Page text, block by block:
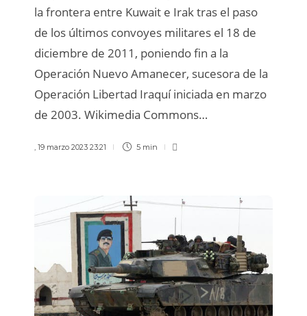
la frontera entre Kuwait e Irak tras el paso
de los últimos convoyes militares el 18 de
diciembre de 2011, poniendo fin a la
Operación Nuevo Amanecer, sucesora de la
Operación Libertad Iraquí iniciada en marzo
de 2003. Wikimedia Commons…
19 marzo 2023 23:21 5 min